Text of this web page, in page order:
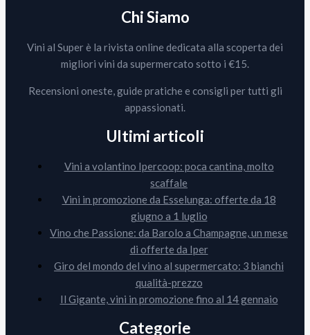
Chi Siamo
Vini al Super è la rivista online dedicata alla scoperta dei
migliori vini da supermercato sotto i €15.
Recensioni oneste, guide pratiche e consigli per tutti gli
appassionati.
Ultimi articoli
Vini a volantino Ipercoop: poca cantina, molto
scaffale
Vini in promozione da Esselunga: offerte da 18
giugno a 1 luglio
Vino che Passione: da Barolo a Champagne, un mese
di offerte da Iper
Giro del mondo del vino al supermercato: 3 bianchi
qualità-prezzo
Il Gigante, vini in promozione fino al 14 gennaio
Categorie